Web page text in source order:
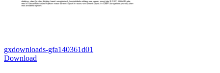
gxdownloads-gfa140361d01
Download